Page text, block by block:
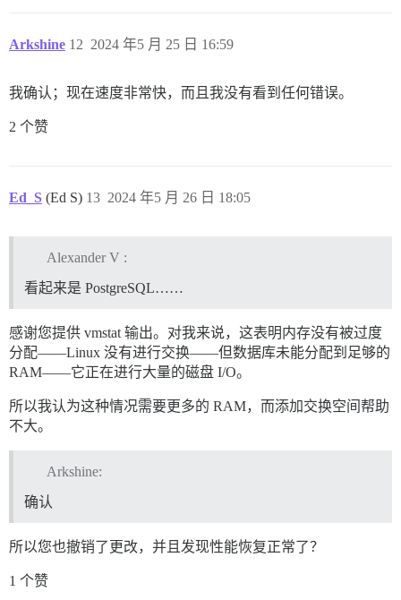
Arkshine 2024 年5 月 25 日 16:59
12
我确认；现在速度非常快，而且我没有看到任何错误。
2 个赞
Ed_S (Ed S) 2024 年5 月 26 日 18:05
13
Alexander V :
看起来是 PostgreSQL……
感谢您提供 vmstat 输出。对我来说，这表明内存没有被过度
分配——Linux 没有进行交换——但数据库未能分配到足够的
RAM——它正在进行大量的磁盘 I/O。
所以我认为这种情况需要更多的 RAM，而添加交换空间帮助
不大。
Arkshine:
确认
所以您也撤销了更改，并且发现性能恢复正常了？
1 个赞